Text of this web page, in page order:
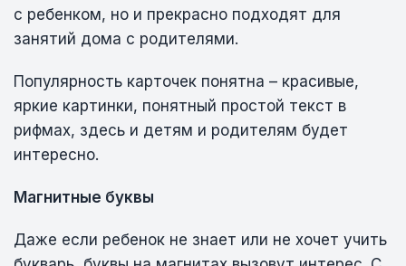
с ребенком, но и прекрасно подходят для
занятий дома с родителями.
Популярность карточек понятна – красивые,
яркие картинки, понятный простой текст в
рифмах, здесь и детям и родителям будет
интересно.
Магнитные буквы
Даже если ребенок не знает или не хочет учить